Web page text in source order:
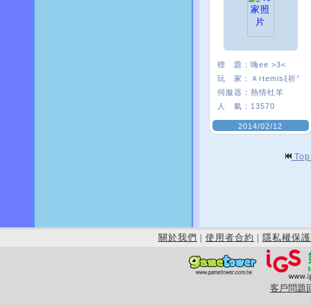
標 題： 嗨ee >3<
玩 家：
Ａrtemisξ祈°
伺服器： 熱情牡羊
人 氣： 13570
2014/02/12
關於我們 | 使用者合約 | 隱私權保護
客戶問題